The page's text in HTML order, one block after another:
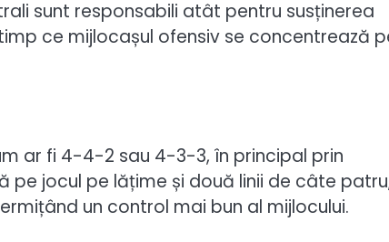
sunt responsabili atât pentru susținerea
ce mijlocașul ofensiv se concentrează
ar fi 4-4-2 sau 4-3-3, în principal prin
jocul pe lățime și două linii de câte
un control mai bun al mijlocului.